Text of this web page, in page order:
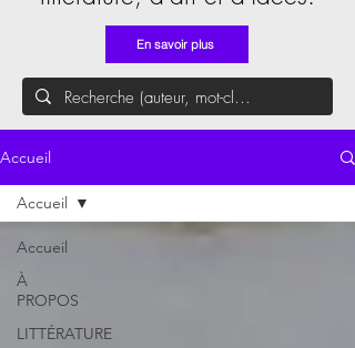
En savoir plus
Accueil
Accueil
À
PROPOS
LITTÉRATURE
Accueil